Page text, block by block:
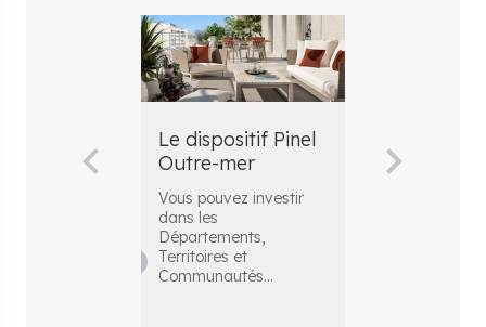
Le dispositif Pinel
Outre-mer
Vous pouvez investir
dans les
Départements,
Territoires et
Communautés...
avec le